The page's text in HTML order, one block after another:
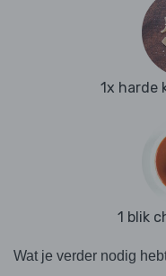
1x harde
1 blik
Wat je verder nodig